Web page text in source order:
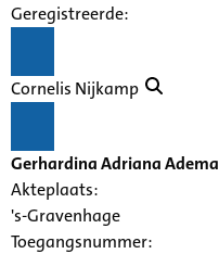
Geregistreerde:
Cornelis Nijkamp
Gerhardina Adriana Adema
Akteplaats:
's-Gravenhage
Toegangsnummer: